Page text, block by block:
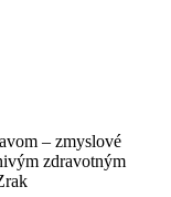
– zmyslové
zdravotným